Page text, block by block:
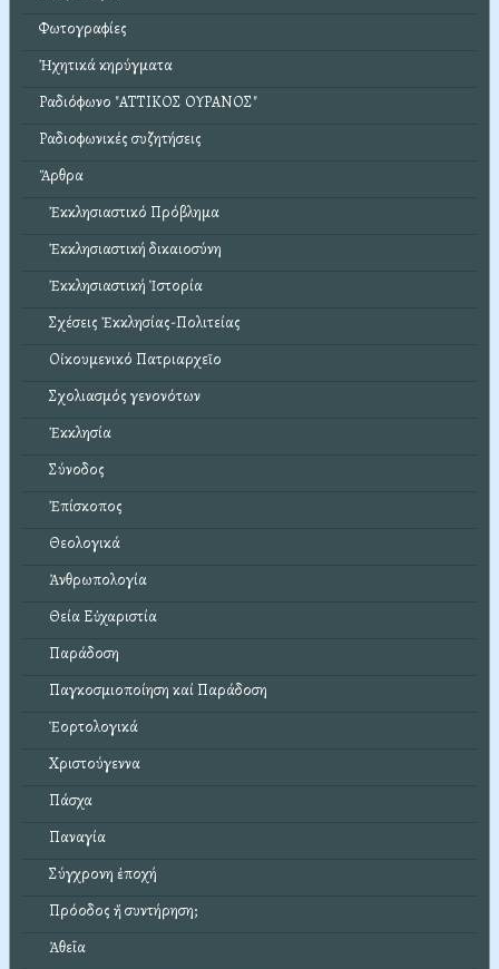
Φωτογραφίες
Ἠχητικά κηρύγματα
Ραδιόφωνο "ΑΤΤΙΚΟΣ ΟΥΡΑΝΟΣ"
Ραδιοφωνικές συζητήσεις
Ἄρθρα
Ἐκκλησιαστικό Πρόβλημα
Ἐκκλησιαστική δικαιοσύνη
Ἐκκλησιαστική Ἱστορία
Σχέσεις Ἐκκλησίας-Πολιτείας
Οἰκουμενικό Πατριαρχεῖο
Σχολιασμός γενονότων
Ἐκκλησία
Σύνοδος
Ἐπίσκοπος
Θεολογικά
Ἀνθρωπολογία
Θεία Εὐχαριστία
Παράδοση
Παγκοσμιοποίηση καί Παράδοση
Ἑορτολογικά
Χριστούγεννα
Πάσχα
Παναγία
Σύγχρονη ἐποχή
Πρόοδος ἤ συντήρηση;
Ἀθεΐα